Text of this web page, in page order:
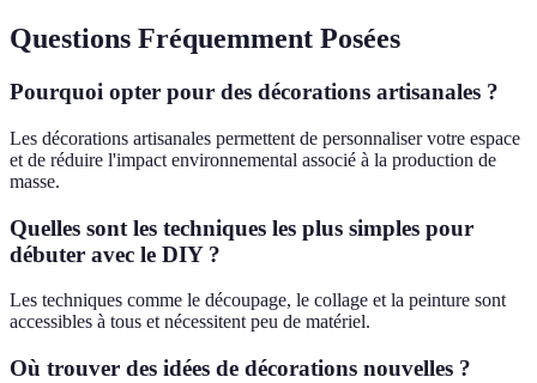
Questions Fréquemment Posées
Pourquoi opter pour des décorations artisanales ?
Les décorations artisanales permettent de personnaliser votre espace
et de réduire l'impact environnemental associé à la production de
masse.
Quelles sont les techniques les plus simples pour
débuter avec le DIY ?
Les techniques comme le découpage, le collage et la peinture sont
accessibles à tous et nécessitent peu de matériel.
Où trouver des idées de décorations nouvelles ?